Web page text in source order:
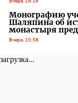
Вчера, 16:16
Монографию
Шаляпина об
монастыря
Вчера, 15:58
загрузка...